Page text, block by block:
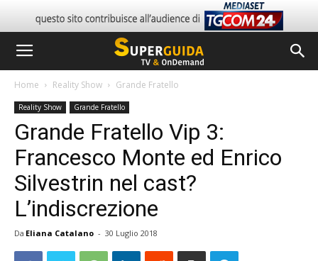
Home Reality Show Grande Fratello
Reality Show Grande Fratello
Grande Fratello Vip 3:
Francesco Monte ed Enrico
Silvestrin nel cast?
L’indiscrezione
Da Eliana Catalano - 30 Luglio 2018